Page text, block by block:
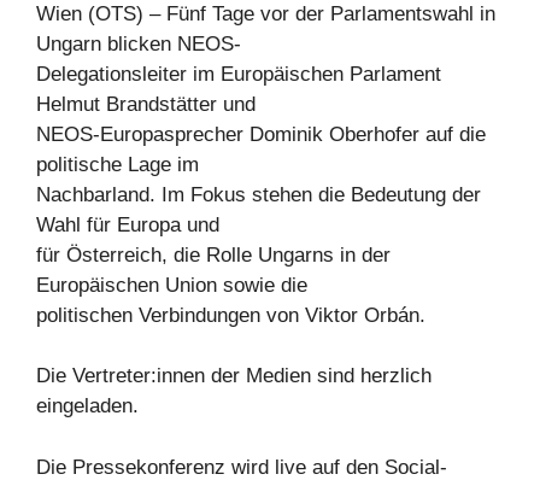
Wien (OTS) – Fünf Tage vor der Parlamentswahl in
Ungarn blicken NEOS-
Delegationsleiter im Europäischen Parlament
Helmut Brandstätter und
NEOS-Europasprecher Dominik Oberhofer auf die
politische Lage im
Nachbarland. Im Fokus stehen die Bedeutung der
Wahl für Europa und
für Österreich, die Rolle Ungarns in der
Europäischen Union sowie die
politischen Verbindungen von Viktor Orbán.
Die Vertreter:innen der Medien sind herzlich
eingeladen.
Die Pressekonferenz wird live auf den Social-